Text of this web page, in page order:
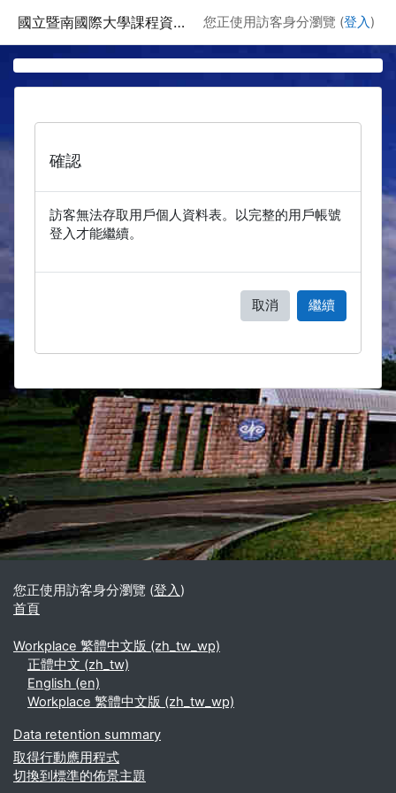
國立暨南國際大學課程資訊網 您正使用訪客身分瀏覽 (登入 )
確認
訪客無法存取用戶個人資料表。以完整的用戶帳號
登入才能繼續。
取消 繼續
區塊
補充內容區塊
您正使用訪客身分瀏覽 (登入)
首頁
Workplace 繁體中文版 ‎(zh_tw_wp)‎
正體中文 ‎(zh_tw)‎
English ‎(en)‎
Workplace 繁體中文版 ‎(zh_tw_wp)‎
Data retention summary
取得行動應用程式
切換到標準的佈景主題